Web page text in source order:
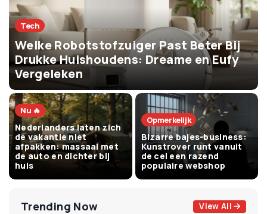
Tech
Welke Robotstofzuiger Past Beter Bij
Drukke Huishoudens: Dreame en Eufy
Vergeleken
Nu 🔥
Nederlanders laten zich
de vakantie niet
afpakken: massaal met
de auto en dichter bij
huis
Opmerkelijk
Bizarre bajes-business:
Kunstrover runt vanuit
de cel een razend
populaire webshop
Trending Now View All